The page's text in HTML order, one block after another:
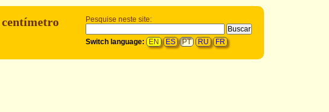
Pesquise neste site:
Switch language: EN ES PT RU FR
centímetro